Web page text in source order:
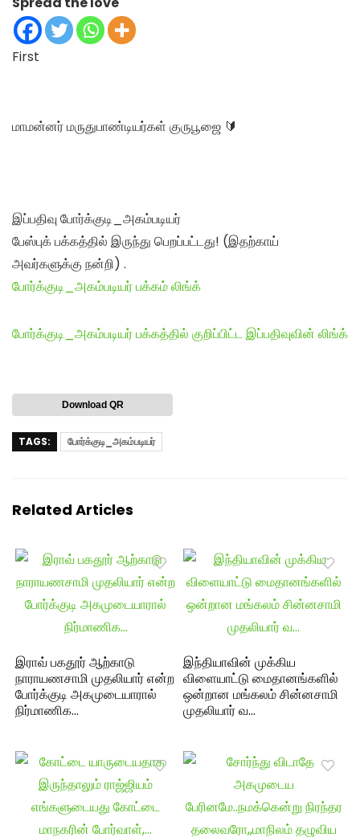
First
மாமன்னர் மருதுபாண்டியர்கள் குருபூஜை 🔰
இப்பதிவு போர்க்குடி_அகம்படியர்
பேஸ்புக் பக்கத்தில் இருந்து பெறப்பட்டது! (இதற்காய்
அவர்களுக்கு நன்றி) .
போர்க்குடி_அகம்படியர் பக்கம் லிங்க்
போர்க்குடி_அகம்படியர் பக்கத்தில் குறிப்பிட்ட இப்பதிவுவின் லிங்க்
Download QR
TAGS: போர்க்குடி_அகம்படியர்
Related Articles
இராவ் பகதூர் ஆற்காடு
நாராயணசாமி முதலியார் என்ற
போர்க்குடி அகமுடையாரால்
நிர்மாணிக…
இந்தியாவின் முக்கிய
விளையாட்டு மைதானங்களில்
ஒன்றான மங்கலம் சின்னசாமி
முதலியார் வ…